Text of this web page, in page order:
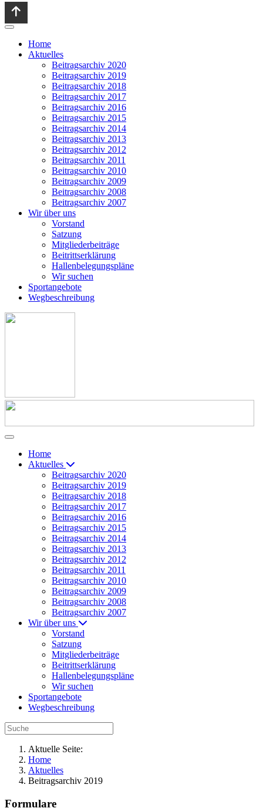
Home
Aktuelles
Beitragsarchiv 2020
Beitragsarchiv 2019
Beitragsarchiv 2018
Beitragsarchiv 2017
Beitragsarchiv 2016
Beitragsarchiv 2015
Beitragsarchiv 2014
Beitragsarchiv 2013
Beitragsarchiv 2012
Beitragsarchiv 2011
Beitragsarchiv 2010
Beitragsarchiv 2009
Beitragsarchiv 2008
Beitragsarchiv 2007
Wir über uns
Vorstand
Satzung
Mitgliederbeiträge
Beitrittserklärung
Hallenbelegungspläne
Wir suchen
Sportangebote
Wegbeschreibung
Home
Aktuelles
Beitragsarchiv 2020
Beitragsarchiv 2019
Beitragsarchiv 2018
Beitragsarchiv 2017
Beitragsarchiv 2016
Beitragsarchiv 2015
Beitragsarchiv 2014
Beitragsarchiv 2013
Beitragsarchiv 2012
Beitragsarchiv 2011
Beitragsarchiv 2010
Beitragsarchiv 2009
Beitragsarchiv 2008
Beitragsarchiv 2007
Wir über uns
Vorstand
Satzung
Mitgliederbeiträge
Beitrittserklärung
Hallenbelegungspläne
Wir suchen
Sportangebote
Wegbeschreibung
Aktuelle Seite:
Home
Aktuelles
Beitragsarchiv 2019
Formulare